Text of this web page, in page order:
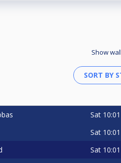
zorgt er automatisch voor
Show
Sat 10:01
Sat 10:01
Sat 10:01